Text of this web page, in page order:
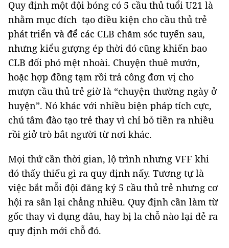
Quy định một đội bóng có 5 cầu thủ tuổi U21 là
nhằm mục đích tạo điều kiện cho cầu thủ trẻ
phát triển và để các CLB chăm sóc tuyến sau,
nhưng kiểu gượng ép thời đó cũng khiến bao
CLB đối phó mệt nhoài. Chuyện thuê mướn,
hoặc hợp đồng tạm rồi trả công đơn vị cho
mượn cầu thủ trẻ giờ là “chuyện thường ngày ở
huyện”. Nó khác với nhiều biện pháp tích cực,
chú tâm đào tạo trẻ thay vì chỉ bỏ tiền ra nhiều
rồi giở trò bắt người từ nơi khác.
Mọi thứ cần thời gian, lộ trình nhưng VFF khi
đó thấy thiếu gì ra quy định nấy. Tương tự là
việc bắt mỗi đội đăng ký 5 cầu thủ trẻ nhưng cơ
hội ra sân lại chẳng nhiều. Quy định cần làm từ
gốc thay vì đụng đâu, hay bị la chỗ nào lại đẻ ra
quy định mới chỗ đó.